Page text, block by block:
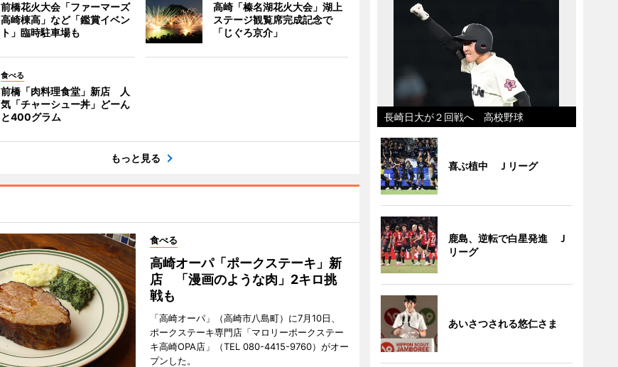
前橋花火大会「ファーマーズ
高崎棟高」など「鑑賞イベン
ト」臨時駐車場も
高崎「榛名湖花火大会」湖上
ステージ観覧席完成記念で
「じぐろ京介」
食べる
前橋「肉料理食堂」新店 人
気「チャーシュー丼」どーん
と400グラム
もっと見る
食べる
高崎オーパ「ポークステーキ」新
店 「漫画のような肉」2キロ挑
戦も
「高崎オーパ」（高崎市八島町）に7月10日、
ポークステーキ専門店「マロリーポークステー
キ高崎OPA店」（TEL 080-4415-9760）がオー
プンした。
長崎日大が２回戦へ 高校野球
喜ぶ植中 Ｊリーグ
鹿島、逆転で白星発進 Ｊ
リーグ
あいさつされる悠仁さま